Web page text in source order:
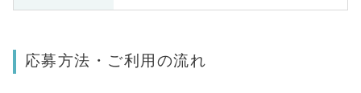
応募方法・ご利用の流れ